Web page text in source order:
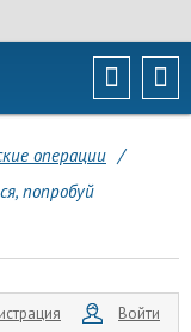
операции /
попробуй
Войти